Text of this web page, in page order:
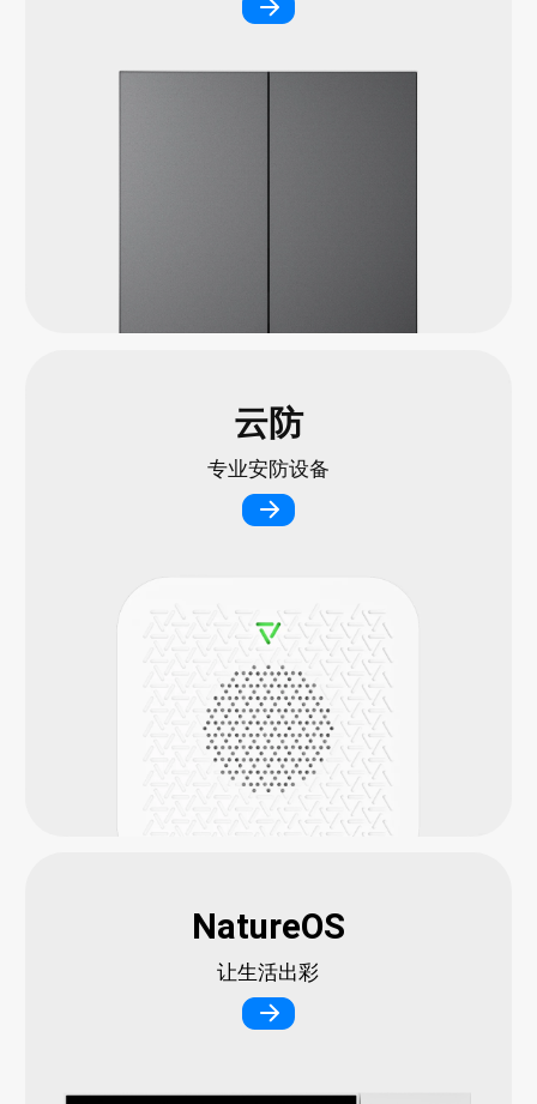
云防
专业安防设备
NatureOS
让生活出彩